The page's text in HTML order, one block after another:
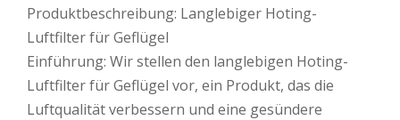
Produktbeschreibung: Langlebiger Hoting-
Luftfilter für Geflügel
Einführung: Wir stellen den langlebigen Hoting-
Luftfilter für Geflügel vor, ein Produkt, das die
Luftqualität verbessern und eine gesündere